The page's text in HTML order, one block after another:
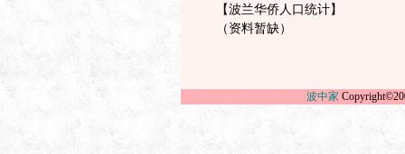
【波兰华侨人口统计】
（资料暂缺）
波中家